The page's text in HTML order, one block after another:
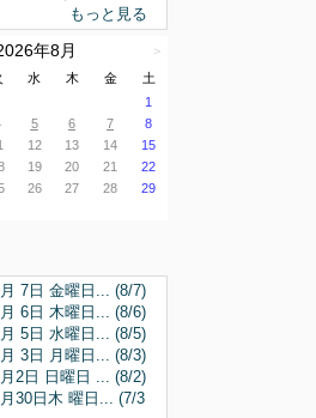
もっと見る
年8月
＞
水 木 金
土
1
5 6 7
8
12 13 14
15
19 20 21
22
26 27 28
29
7日 金曜日... (8/7)
6日 木曜日... (8/6)
5日 水曜日... (8/5)
3日 月曜日... (8/3)
2日 日曜日 ... (8/2)
30日木 曜日... (7/3